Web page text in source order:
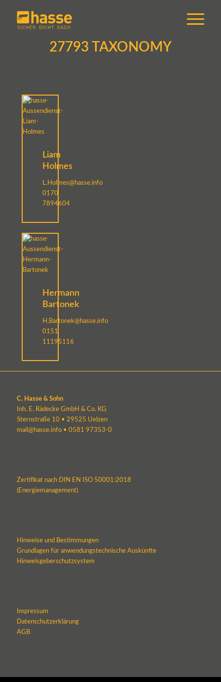
27793 TAXONOMY
Liam
Holmes
L.Holmes@hasse.info
0170
7894604
Hermann
Bartonek
H.Bartonek@hasse.info
0151
11195116
C. Hasse & Sohn
Inh. E. Rädecke GmbH & Co. KG
Sternstraße 10 • 29525 Uelzen
mail@hasse.info• 0581 97353-0
Zertifikat nach DIN EN ISO 50001:2018
(Energiemanagement)
Hinweise und Bestimmungen
Grundlagen für anwendungstechnische Auskünfte
Hinweisgeberschutzsystem
Impressum
Datenschutzerklärung
AGB